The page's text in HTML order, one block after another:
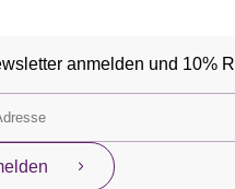
anmelden und 10%